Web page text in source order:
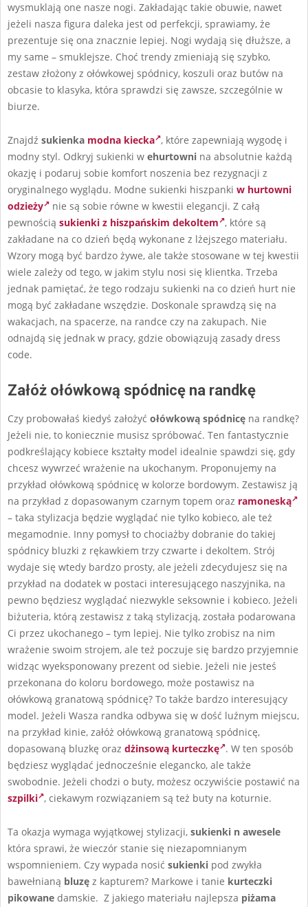
wysmuklają one nasze nogi. Zakładając takie obuwie, nawet
jeżeli nasza figura daleka jest od perfekcji, sprawiamy, że
prezentuje się ona znacznie lepiej. Nogi wydają się dłuższe, a
my same – smuklejsze. Choć trendy zmieniają się szybko,
zestaw złożony z ołówkowej spódnicy, koszuli oraz butów na
obcasie to klasyka, która sprawdzi się zawsze, szczególnie w
biurze.
Znajdź sukienka modna kiecka , które zapewniają wygodę i
modny styl. Odkryj sukienki w ehurtowni na absolutnie każdą
okazję i podaruj sobie komfort noszenia bez rezygnacji z
oryginalnego wyglądu. Modne sukienki hiszpanki w hurtowni
odzieży
nie są sobie równe w kwestii elegancji. Z całą
pewnością sukienki z hiszpańskim dekoltem , które są
zakładane na co dzień będą wykonane z lżejszego materiału.
Wzory mogą być bardzo żywe, ale także stosowane w tej kwestii
wiele zależy od tego, w jakim stylu nosi się klientka. Trzeba
jednak pamiętać, że tego rodzaju sukienki na co dzień hurt nie
mogą być zakładane wszędzie. Doskonale sprawdzą się na
wakacjach, na spacerze, na randce czy na zakupach. Nie
odnajdą się jednak w pracy, gdzie obowiązują zasady dress
code.
Załóż ołówkową spódnicę na randkę
Czy probowałaś kiedyś założyć ołówkową spódnicę na randkę?
Jeżeli nie, to koniecznie musisz spróbować. Ten fantastycznie
podkreślający kobiece kształty model idealnie spawdzi się, gdy
chcesz wywrzeć wrażenie na ukochanym. Proponujemy na
przykład ołówkową spódnicę w kolorze bordowym. Zestawisz ją
na przykład z dopasowanym czarnym topem oraz ramoneską
– taka stylizacja będzie wyglądać nie tylko kobieco, ale też
megamodnie. Inny pomysł to chociażby dobranie do takiej
spódnicy bluzki z rękawkiem trzy czwarte i dekoltem. Strój
wydaje się wtedy bardzo prosty, ale jeżeli zdecydujesz się na
przykład na dodatek w postaci interesującego naszyjnika, na
pewno będziesz wyglądać niezwykle seksownie i kobieco. Jeżeli
biżuteria, którą zestawisz z taką stylizacją, została podarowana
Ci przez ukochanego – tym lepiej. Nie tylko zrobisz na nim
wrażenie swoim strojem, ale też poczuje się bardzo przyjemnie
widząc wyeksponowany prezent od siebie. Jeżeli nie jesteś
przekonana do koloru bordowego, może postawisz na
ołówkową granatową spódnicę? To także bardzo interesujący
model. Jeżeli Wasza randka odbywa się w dość luźnym miejscu,
na przykład kinie, załóż ołówkową granatową spódnicę,
dopasowaną bluzkę oraz dżinsową kurteczkę . W ten sposób
będziesz wyglądać jednocześnie elegancko, ale także
swobodnie. Jeżeli chodzi o buty, możesz oczywiście postawić na
szpilki , ciekawym rozwiązaniem są też buty na koturnie.
Ta okazja wymaga wyjątkowej stylizacji, sukienki n awesele
która sprawi, że wieczór stanie się niezapomnianym
wspomnieniem. Czy wypada nosić sukienki pod zwykła
bawełnianą bluzę z kapturem? Markowe i tanie kurteczki
pikowane damskie. Z jakiego materiału najlepsza piżama